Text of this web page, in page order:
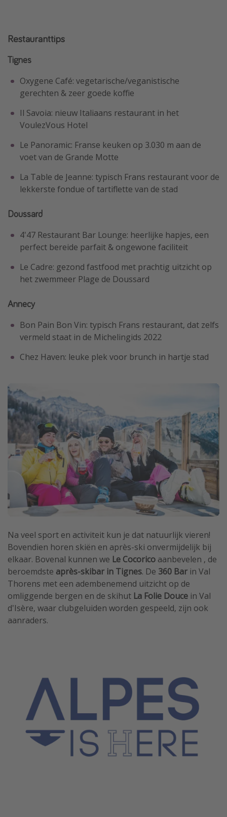
Restauranttips
Tignes
Oxygene Café: vegetarische/veganistische
gerechten & zeer goede koffie
Il Savoia: nieuw Italiaans restaurant in het
VoulezVous Hotel
Le Panoramic: Franse keuken op 3.030 m aan de
voet van de Grande Motte
La Table de Jeanne: typisch Frans restaurant voor de
lekkerste fondue of tartiflette van de stad
Doussard
4'47 Restaurant Bar Lounge: heerlijke hapjes, een
perfect bereide parfait & ongewone faciliteit
Le Cadre: gezond fastfood met prachtig uitzicht op
het zwemmeer Plage de Doussard
Annecy
Bon Pain Bon Vin: typisch Frans restaurant, dat zelfs
vermeld staat in de Michelingids 2022
Chez Haven: leuke plek voor brunch in hartje stad
Na veel sport en activiteit kun je dat natuurlijk vieren!
Bovendien horen skiën en après-ski onvermijdelijk bij
elkaar. Bovenal kunnen we Le Cocorico aanbevelen , de
beroemdste après-skibar in Tignes. De 360 ​​​​Bar in Val
Thorens met een adembenemend uitzicht op de
omliggende bergen en de skihut La Folie Douce in Val
d'Isère, waar clubgeluiden worden gespeeld, zijn ook
aanraders.